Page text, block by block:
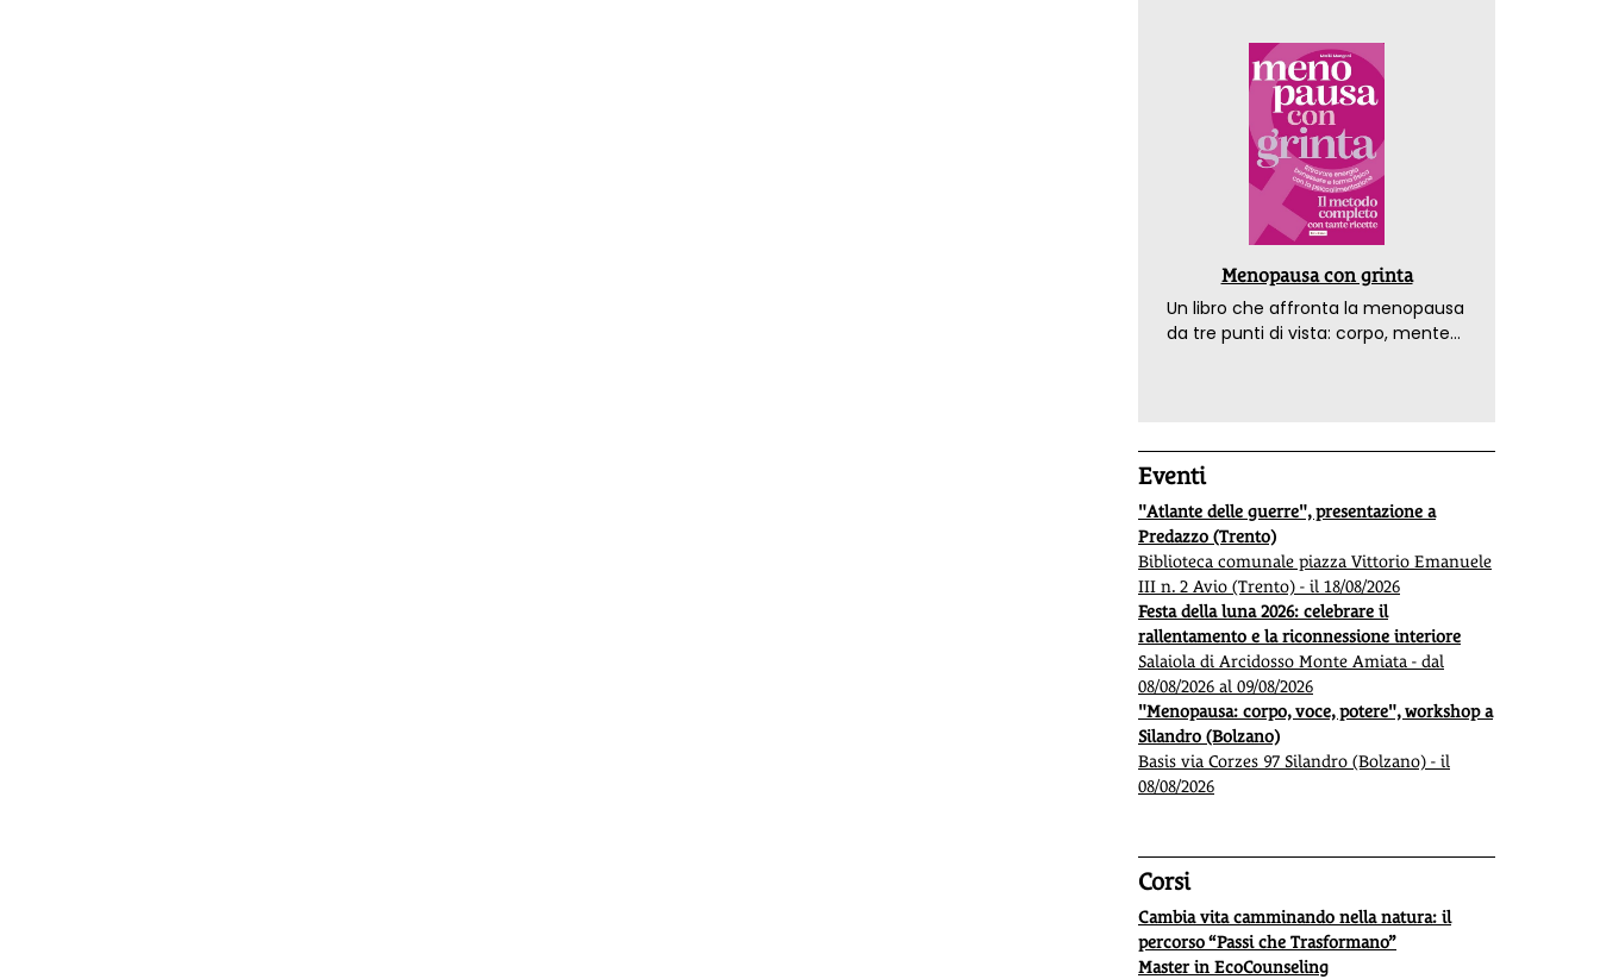
Menopausa con grinta
Un libro che affronta la menopausa
da tre punti di vista: corpo, mente
Eventi
"Atlante delle guerre", presentazione a
Predazzo (Trento)
Biblioteca comunale piazza Vittorio Emanuele
III n. 2 Avio (Trento) - il 18/08/2026
Festa della luna 2026: celebrare il
rallentamento e la riconnessione interiore
Salaiola di Arcidosso Monte Amiata - dal
08/08/2026 al 09/08/2026
"Menopausa: corpo, voce, potere", workshop a
Silandro (Bolzano)
Basis via Corzes 97 Silandro (Bolzano) - il
08/08/2026
Corsi
Cambia vita camminando nella natura: il
percorso “Passi che Trasformano”
Master in EcoCounseling